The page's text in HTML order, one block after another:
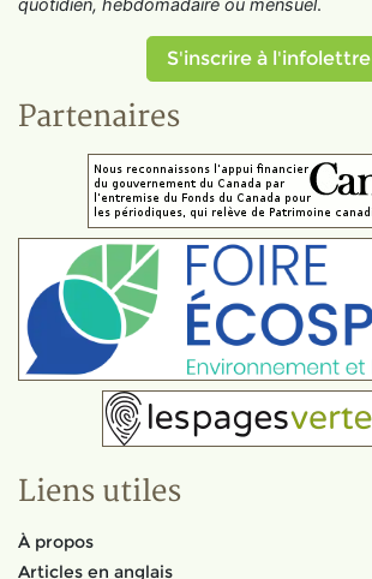
S'inscrire à l'infolettre
Partenaires
Liens utiles
À propos
Articles en anglais